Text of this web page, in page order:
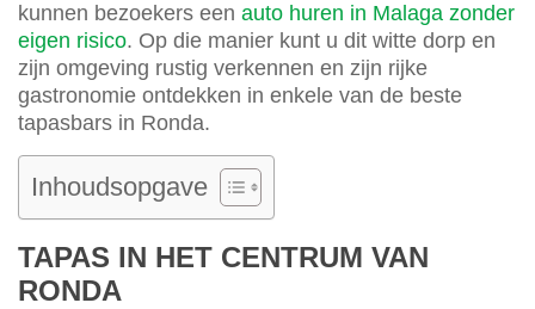
kunnen bezoekers een auto huren in Malaga zonder
eigen risico. Op die manier kunt u dit witte dorp en
zijn omgeving rustig verkennen en zijn rijke
gastronomie ontdekken in enkele van de beste
tapasbars in Ronda.
Inhoudsopgave
TAPAS IN HET CENTRUM VAN
RONDA